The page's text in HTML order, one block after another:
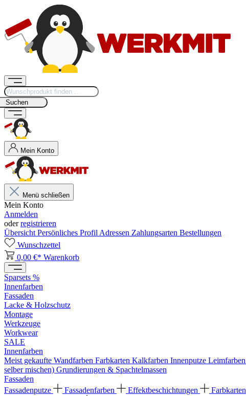
Suchen
Mein Konto
Menü schließen
Mein Konto
Anmelden
oderregistrieren
Übersicht Persönliches Profil Adressen Zahlungsarten Bestellungen
Wunschzettel
0,00 €* Warenkorb
Sparsets %
Innenfarben
Fassaden
Lacke & Holzschutz
Montage
Werkzeuge
Workwear
SALE
Innenfarben
Meist gekaufte Wandfarben Farbkarten Kalkfarben Innenputze Leimfarben
selber mischen) Grundierungen & Spachtelmassen
Fassaden
Fassadenputze
Fassadenfarben Effektbeschichtungen